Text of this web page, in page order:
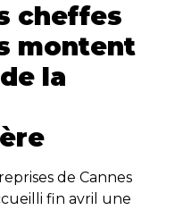
cheffes
montent
la
de Cannes
fin avril une